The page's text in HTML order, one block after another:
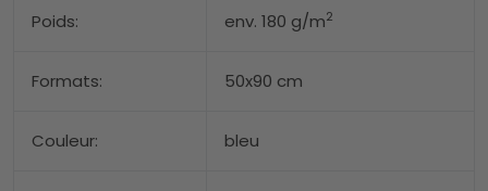
Poids: env. 180 g/m2
Formats: 50x90 cm
Couleur: bleu